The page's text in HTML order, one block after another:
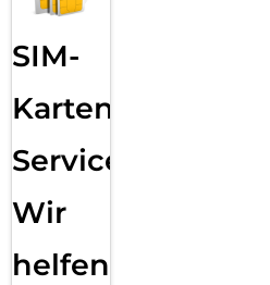
SIM-
Karten
Service:
Wir
helfen